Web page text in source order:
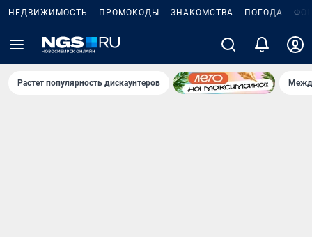
НЕДВИЖИМОСТЬ ПРОМОКОДЫ ЗНАКОМСТВА ПОГОДА
Растет популярность дискаунтеров